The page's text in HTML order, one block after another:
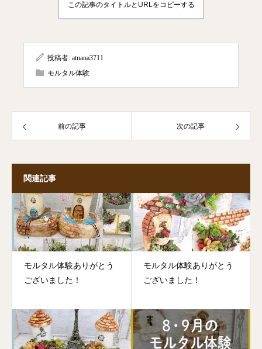
この記事のタイトルとURLをコピーする
投稿者: atnana3711
モルタル体験
前の記事 次の記事
関連記事
モルタル体験ありがとう
ございました！
モルタル体験ありがとう
ございました！